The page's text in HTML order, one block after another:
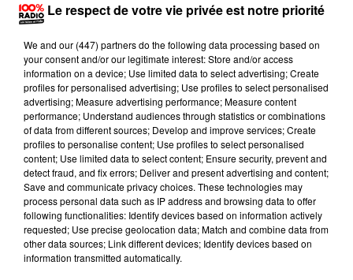
Lecture (4 min 29 sec)
100%
100% Radio les infos du grand Toulouse
Le respect de votre vie privée est notre priorité
We and our (447) partnersdo the following data processing based on
your consent and/or our legitimate interest: Store and/or access
information on a device; Use limited data to select advertising; Create
profiles for personalised advertising; Use profiles to select personalised
advertising; Measure advertising performance; Measure content
performance; Understand audiences through statistics or combinations
of data from different sources; Develop and improve services; Create
profiles to personalise content; Use profiles to select personalised
content; Use limited data to select content; Ensure security, prevent and
detect fraud, and fix errors; Deliver and present advertising and content;
Save and communicate privacy choices. These technologies may
process personal data such as IP address and browsing data to offer
following functionalities: Identify devices based on information actively
requested; Use precise geolocation data; Match and combine data from
other data sources; Link different devices; Identify devices based on
information transmitted automatically.